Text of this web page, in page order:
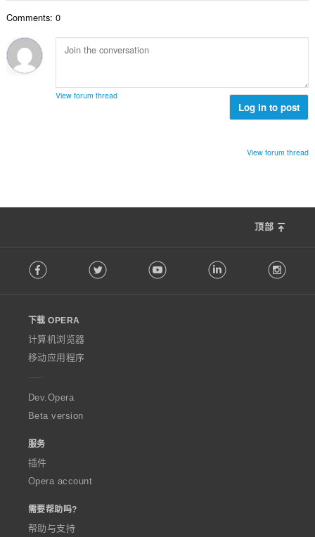
Comments: 0
View forum thread
Log in to post
View forum thread
顶部
o
w
O
p
e
a
Facebook Twitter Youtube LinkedIn
下载 OPERA
计算机浏览器
移动应用程序
Dev.Opera
Beta version
服务
插件
Opera account
需要帮助吗?
帮助与支持